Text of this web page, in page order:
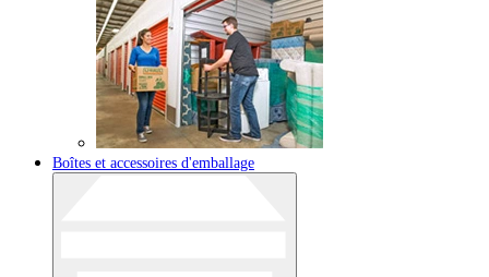
Boîtes et accessoires d'emballage